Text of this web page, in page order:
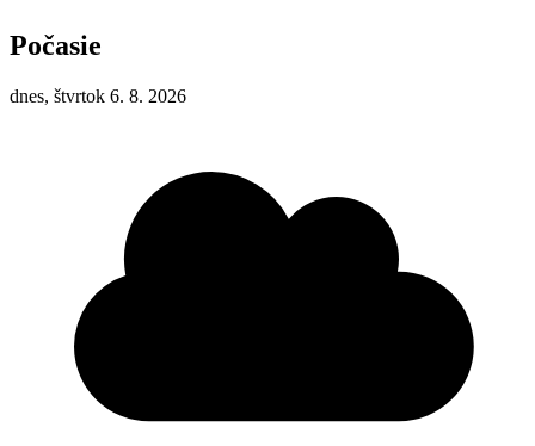
Počasie
dnes, štvrtok 6. 8. 2026